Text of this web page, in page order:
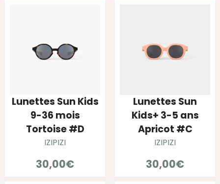
Lunettes Sun Kids
9-36 mois
Tortoise #D
IZIPIZI
30,00€
Lunettes Sun
Kids+ 3-5 ans
Apricot #C
IZIPIZI
30,00€